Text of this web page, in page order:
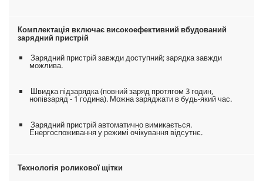
Комплектація включає високоефективний вбудований
зарядний пристрій
Зарядний пристрій завжди доступний; зарядка завжди
можлива.
Швидка підзарядка (повний заряд протягом 3 годин,
нопівзаряд - 1 година). Можна заряджати в будь-який час.
Зарядний пристрій автоматично вимикається.
Енергоспоживання у режимі очікування відсутнє.
Технологія роликової щітки